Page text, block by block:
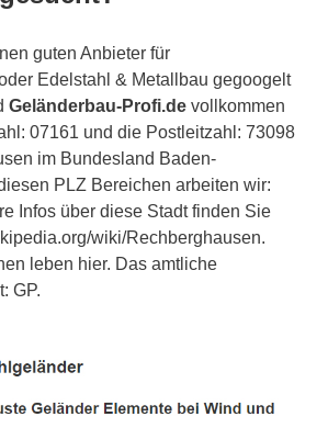
guten Anbieter für
Edelstahl & Metallbau gegoogelt
Geländerbau-Profi.de vollkommen
07161 und die Postleitzahl: 73098
im Bundesland Baden-
PLZ Bereichen arbeiten wir:
Infos über diese Stadt finden Sie
wiki/Rechberghausen.
leben hier. Das amtliche
GP.